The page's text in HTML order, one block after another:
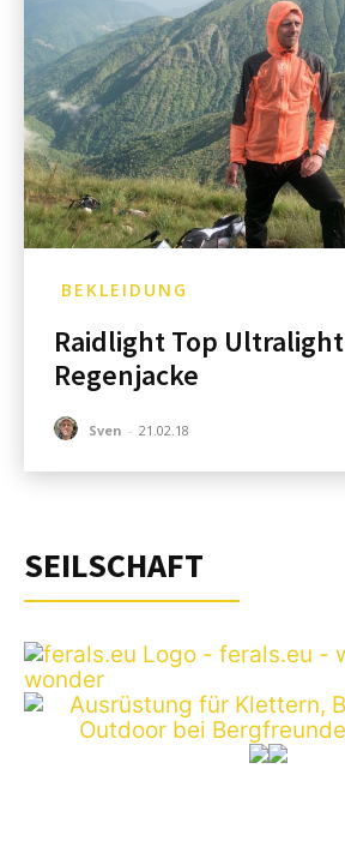
BEKLEIDUNG
Raidlight Top Ultralight
Regenjacke
Sven - 21.02.18
SEILSCHAFT